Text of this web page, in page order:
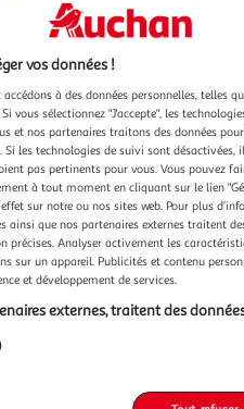
à
200%
100
%
le
vos données !
à des données personnelles, telles
vous sélectionnez "J'accepte", les
et nos partenaires traitons des données
Si les technologies de suivi sont
pas pertinents pour vous. Vous pouvez
à tout moment en cliquant sur le lien
sur notre ou nos sites web. Pour plus
ainsi que nos partenaires externes traitent
précises. Analyser activement les
sur un appareil. Publicités et contenu
et développement de services.
externes, traitent des